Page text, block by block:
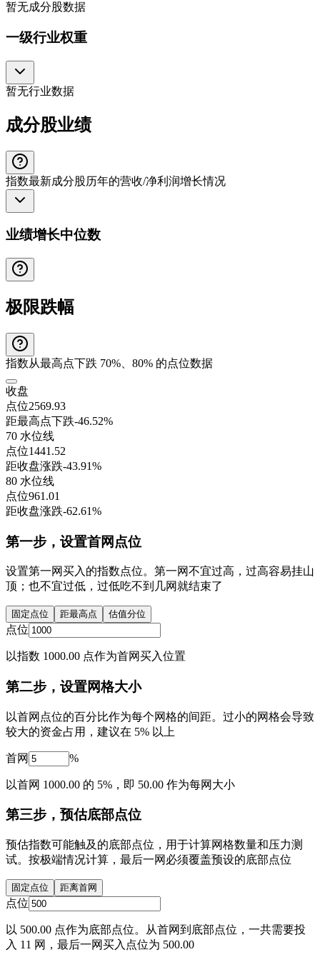
暂无成分股数据
一级行业权重
暂无行业数据
成分股业绩
指数最新成分股历年的营收/净利润增长情况
业绩增长中位数
极限跌幅
指数从最高点下跌 70%、80% 的点位数据
收盘
点位2569.93
距最高点下跌-46.52%
70 水位线
点位1441.52
距收盘涨跌-43.91%
80 水位线
点位961.01
距收盘涨跌-62.61%
第一步，设置首网点位
设置第一网买入的指数点位。第一网不宜过高，过高容易挂山
顶；也不宜过低，过低吃不到几网就结束了
固定点位 距最高点 估值分位
点位
以指数 1000.00 点作为首网买入位置
第二步，设置网格大小
以首网点位的百分比作为每个网格的间距。过小的网格会导致
较大的资金占用，建议在 5% 以上
首网 %
以首网 1000.00 的 5%，即 50.00 作为每网大小
第三步，预估底部点位
预估指数可能触及的底部点位，用于计算网格数量和压力测
试。按极端情况计算，最后一网必须覆盖预设的底部点位
固定点位 距离首网
点位
以 500.00 点作为底部点位。从首网到底部点位，一共需要投
入 11 网，最后一网买入点位为 500.00